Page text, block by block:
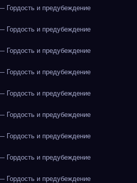
Гордость и предубеждение
Гордость и предубеждение
Гордость и предубеждение
Гордость и предубеждение
Гордость и предубеждение
Гордость и предубеждение
Гордость и предубеждение
Гордость и предубеждение
Гордость и предубеждение